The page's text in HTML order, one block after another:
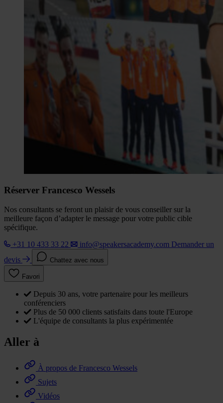
Réserver Francesco Wessels
Nos consultants se feront un plaisir de vous conseiller sur la
meilleure façon d’adapter le message pour votre public cible
spécifique.
+31 10 433 33 22
info@speakersacademy.com Demander un
devis
Chattez avec nous
Favori
Depuis 30 ans, votre partenaire pour les meilleurs
conférenciers
Plus de 50 000 clients satisfaits dans toute l'Europe
L'équipe de consultants la plus expérimentée
Aller à
À propos de Francesco Wessels
Sujets
Vidéos